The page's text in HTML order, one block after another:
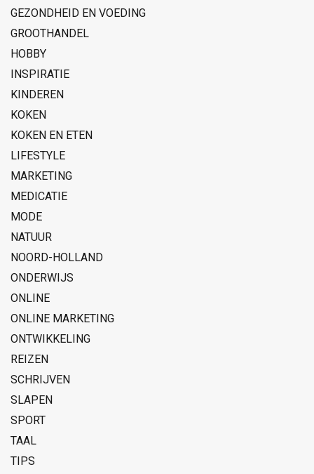
GEZONDHEID EN VOEDING
GROOTHANDEL
HOBBY
INSPIRATIE
KINDEREN
KOKEN
KOKEN EN ETEN
LIFESTYLE
MARKETING
MEDICATIE
MODE
NATUUR
NOORD-HOLLAND
ONDERWIJS
ONLINE
ONLINE MARKETING
ONTWIKKELING
REIZEN
SCHRIJVEN
SLAPEN
SPORT
TAAL
TIPS